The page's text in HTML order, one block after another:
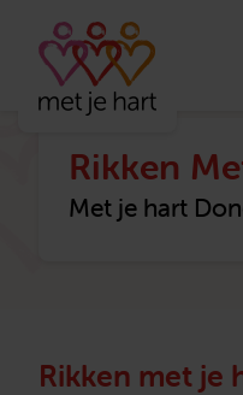
Rikken
Met je hart
Rikken met je